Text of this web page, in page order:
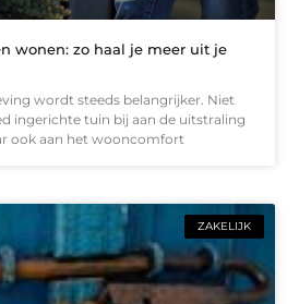
wonen: zo haal je meer uit je
wordt steeds belangrijker. Niet
ingerichte tuin bij aan de uitstraling
ook aan het wooncomfort
ZAKELIJK